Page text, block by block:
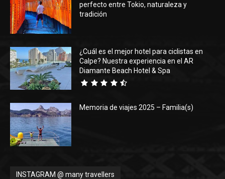
perfecto entre Tokio, naturaleza y
tradición
¿Cuál es el mejor hotel para ciclistas en
Calpe? Nuestra experiencia en el AR
Diamante Beach Hotel & Spa
Memoria de viajes 2025 – Familia(s)
INSTAGRAM @ many travellers